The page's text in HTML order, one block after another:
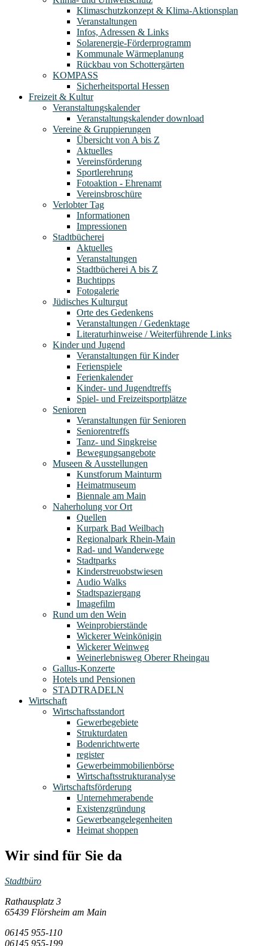
Klimaschutzkonzept & Klima-Aktionsplan
Veranstaltungen
Infos, Adressen & Links
Solarenergie-Förderprogramm
Kommunale Wärmeplanung
Rückbau von Schottergärten
KOMPASS
Sicherheitsportal Hessen
Freizeit & Kultur
Veranstaltungskalender
Veranstaltungskalender download
Vereine & Gruppierungen
Übersicht von A bis Z
Aktuelles
Vereinsförderung
Sportlerehrung
Fotoaktion - Ehrenamt
Vereinsbroschüre
Verlobter Tag
Informationen
Impressionen
Stadtbücherei
Aktuelles
Veranstaltungen
Stadtbücherei A bis Z
Buchtipps
Fotogalerie
Jüdisches Kulturgut
Orte des Gedenkens
Veranstaltungen / Gedenktage
Literaturhinweise / Weiterführende Links
Kinder und Jugend
Veranstaltungen für Kinder
Ferienspiele
Ferienkalender
Kinder- und Jugendtreffs
Spiel- und Freizeitsportplätze
Senioren
Veranstaltungen für Senioren
Seniorentreffs
Tanz- und Singkreise
Bewegungsangebote
Museen & Ausstellungen
Kunstforum Mainturm
Heimatmuseum
Biennale am Main
Naherholung vor Ort
Quellen
Kurpark Bad Weilbach
Regionalpark Rhein-Main
Rad- und Wanderwege
Stadtparks
Kinderstreuobstwiesen
Audio Walks
Stadtspaziergang
Imagefilm
Rund um den Wein
Weinprobierstände
Wickerer Weinkönigin
Wickerer Weinweg
Weinerlebnisweg Oberer Rheingau
Gallus-Konzerte
Hotels und Pensionen
STADTRADELN
Wirtschaft
Wirtschaftsstandort
Gewerbegebiete
Strukturdaten
Bodenrichtwerte
register
Gewerbeimmobilienbörse
Wirtschaftsstrukturanalyse
Wirtschaftsförderung
Unternehmerabende
Existenzgründung
Gewerbeangelegenheiten
Heimat shoppen
Wir sind für Sie da
Stadtbüro
Rathausplatz 3
65439 Flörsheim am Main
06145 955-110
06145 955-199